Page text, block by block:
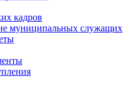
кадров
муниципальных служащих